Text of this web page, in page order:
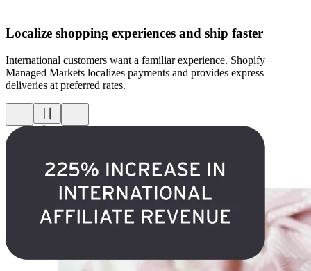
Localize shopping experiences and ship faster
International customers want a familiar experience. Shopify
Managed Markets localizes payments and provides express
deliveries at preferred rates.